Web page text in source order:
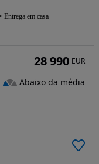
Entrega em casa
28 990 EUR
Abaixo da média